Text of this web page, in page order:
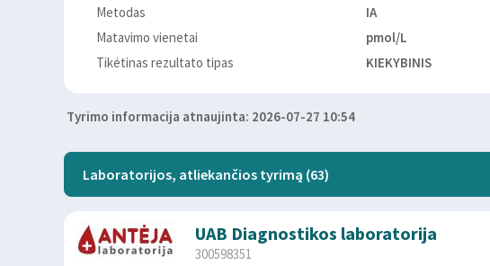
Metodas
IA
Matavimo vienetai
pmol/L
Tikėtinas rezultato tipas
KIEKYBINIS
Tyrimo informacija atnaujinta: 2026-07-27 10:54
Laboratorijos, atliekančios tyrimą (63)
UAB Diagnostikos laboratorija
300598351